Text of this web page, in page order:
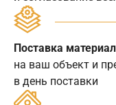
Поставка
на ваш объект и
в день поставки